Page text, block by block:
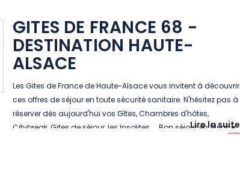
GITES DE FRANCE 68 -
DESTINATION HAUTE-
ALSACE
Les Gites de France de Haute-Alsace vous invitent à découvrir
ces offres de séjour en toute sécurité sanitaire. N'hésitez pas à
réserver dès aujourd'hui vos Gîtes, Chambres d'hôtes,
Citybreak ,Gites de séjour, les Insolites.... Bon séjour en Alsace
Lire la suite